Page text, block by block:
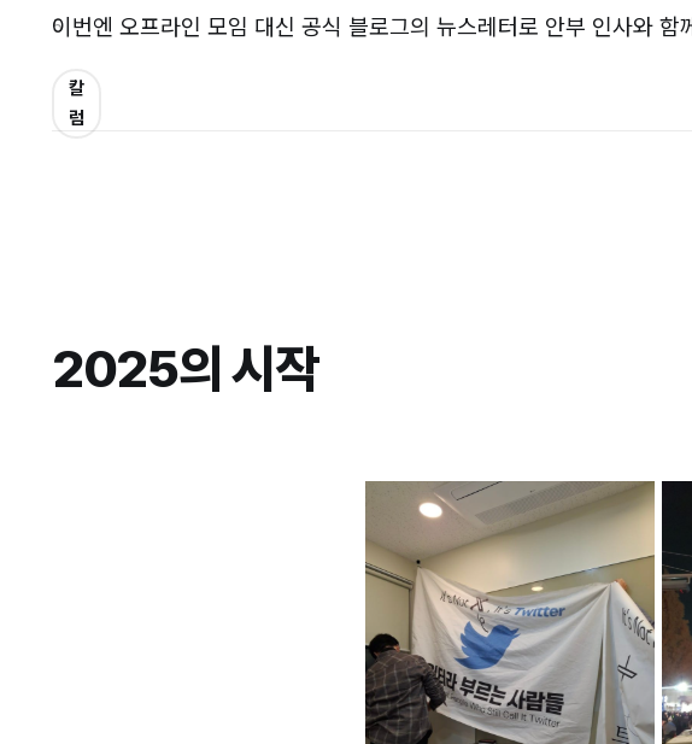
이번엔 오프라인 모임 대신 공식 블로그의 뉴스레터로 안부 인사와 함
2025의 시작
5
칼
럼